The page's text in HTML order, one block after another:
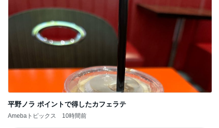
平野ノラ ポイントで得したカフェラテ
Amebaトピックス 10時間前